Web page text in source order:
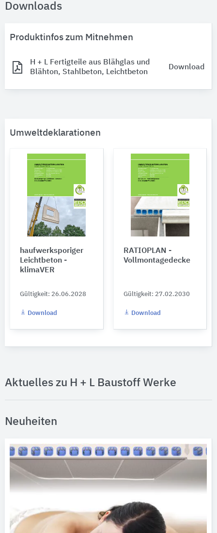
Downloads
Produktinfos zum Mitnehmen
H + L Fertigteile aus Blähglas und
Blähton, Stahlbeton, Leichtbeton
Download
Umweltdeklarationen
haufwerksporiger
Leichtbeton -
klimaVER
Gültigkeit: 26.06.2028
Download
RATIOPLAN -
Vollmontagedecke
Gültigkeit: 27.02.2030
Download
Aktuelles zu H + L Baustoff Werke
Neuheiten